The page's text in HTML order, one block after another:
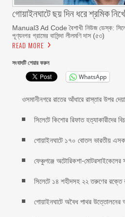
গোয়াইনঘাটে ছয় দিন ধরে শ্রমিক
Manual3 Ad Code বৈশাখী নিউজ ডেস্ক:
পূণ্যনগর গ্রামের বাসিন্দা লীলমণি দাস (৫৩)
READ MORE
সংবাদটি শেয়ার করুন
WhatsApp
ওসমানীনগরে রাতের আঁধারে রাস্তার উপর
সিলেটে কিশোর রিফাত হত্যাকারীদের
গোয়াইনঘাটে ১৭০ বোতল ভারতীয়
ফেঞ্চুগঞ্জে অটোরিকশা-মোটরসাইকেলের
সিলেটে ১৪ শহীদসহ ২২ তরুণের
গোয়াইনঘাটে অবৈধ পাথর